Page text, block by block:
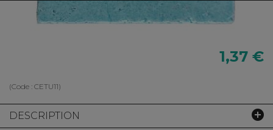
1,37 €
(Code : CETU11)
DESCRIPTION